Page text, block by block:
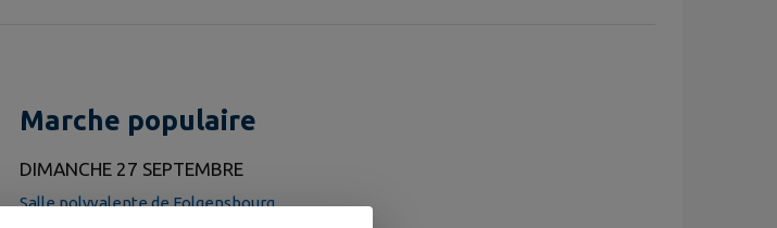
Marche populaire
DIMANCHE 27 SEPTEMBRE
Salle polyvalente de Folgensbourg